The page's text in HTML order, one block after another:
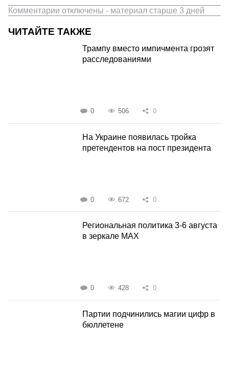
Комментарии отключены - материал старше 3 дней
ЧИТАЙТЕ ТАКЖЕ
Трампу вместо импичмента грозят
расследованиями
0 506 0
На Украине появилась тройка
претендентов на пост президента
0 672 0
Региональная политика 3-6 августа
в зеркале MAX
0 428 0
Партии подчинились магии цифр в
бюллетене